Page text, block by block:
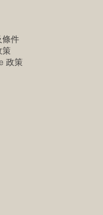
條件
策
政策